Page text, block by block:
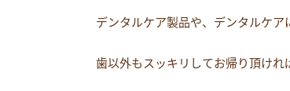
デンタルケア製品や、デンタルケア
歯以外もスッキリしてお帰り頂け